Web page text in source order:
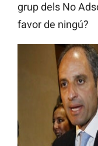
grup dels No
favor de ningú?